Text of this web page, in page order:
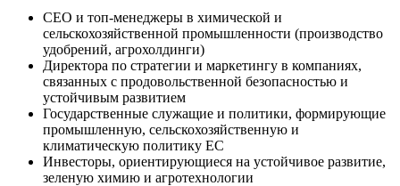
СЕО и топ-менеджеры в химической и
сельскохозяйственной промышленности (производство
удобрений, агрохолдинги)
Директора по стратегии и маркетингу в компаниях,
связанных с продовольственной безопасностью и
устойчивым развитием
Государственные служащие и политики, формирующие
промышленную, сельскохозяйственную и
климатическую политику ЕС
Инвесторы, ориентирующиеся на устойчивое развитие,
зеленую химию и агротехнологии